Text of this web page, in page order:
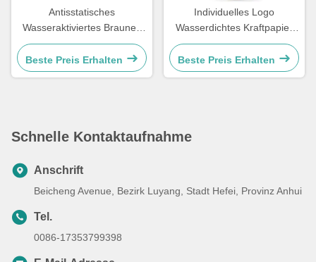
Antisstatisches
Wasseraktiviertes Braunes
Kraftpapierband
Gummiverpackungsteppich
0,13 mm
Beste Preis Erhalten
Individuelles Logo
Wasserdichtes Kraftpapier
Verpackungsteppich Roll mit
Acrylklebstoff
Beste Preis Erhalten
Schnelle Kontaktaufnahme
Anschrift
Beicheng Avenue, Bezirk Luyang, Stadt Hefei, Provinz Anhui
Tel.
0086-17353799398